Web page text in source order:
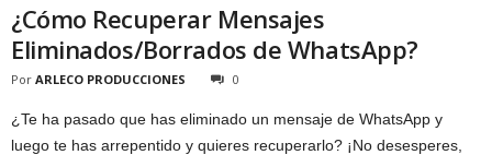
¿Cómo Recuperar Mensajes
Eliminados/Borrados de WhatsApp?
Por ARLECO PRODUCCIONES 0
¿Te ha pasado que has eliminado un mensaje de WhatsApp y
luego te has arrepentido y quieres recuperarlo? ¡No desesperes,